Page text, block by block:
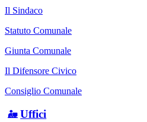
Il Sindaco
Statuto Comunale
Giunta Comunale
Il Difensore Civico
Consiglio Comunale
Uffici